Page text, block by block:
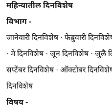
महिन्यातील दिनविशेष
विभाग -
जानेवारी दिनविशेष·फेब्रुवारी
·मे दिनविशेष·जून दिनविशेष·जुलै
सप्टेंबर दिनविशेष·ऑक्टोबर
दिनविशेष
विषय -